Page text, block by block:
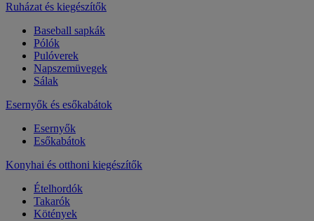
Ruházat és kiegészítők
Baseball sapkák
Pólók
Pulóverek
Napszemüvegek
Sálak
Esernyők és esőkabátok
Esernyők
Esőkabátok
Konyhai és otthoni kiegészítők
Ételhordók
Takarók
Kötények